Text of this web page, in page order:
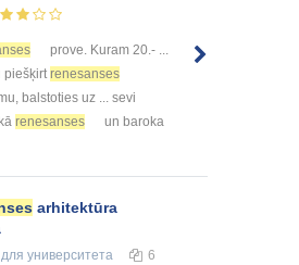
prove. Kuram 20.- ...
piešķirtrenesanses
balstoties uz ... sevi
renesanses
un baroka
arhitektūra
для университета 6